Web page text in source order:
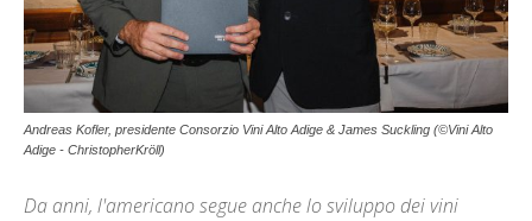
Andreas Kofler, presidente Consorzio Vini Alto Adige & James Suckling (©Vini Alto
Adige - ChristopherKröll)
Da anni, l'americano segue anche lo sviluppo dei vini